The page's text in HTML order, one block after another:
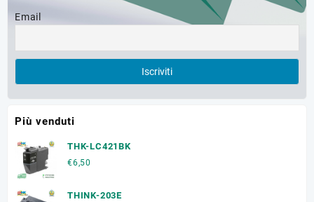
Email
Più venduti
THK-LC421BK
€6,50
THINK-203E